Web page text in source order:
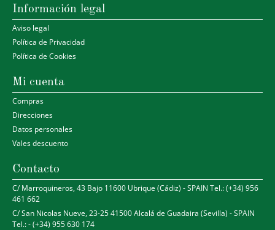
Información legal
Aviso legal
Política de Privacidad
Política de Cookies
Mi cuenta
Compras
Direcciones
Datos personales
Vales descuento
Contacto
C/ Marroquineros, 43 Bajo 11600 Ubrique (Cádiz) - SPAIN Tel.: (+34) 956
461 662
C/ San Nicolas Nueve, 23-25 41500 Alcalá de Guadaira (Sevilla) - SPAIN
Tel.: - (+34) 955 630 174